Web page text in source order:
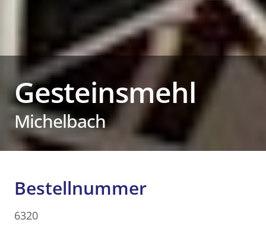
Gesteinsmehl
Michelbach
Bestellnummer
6320